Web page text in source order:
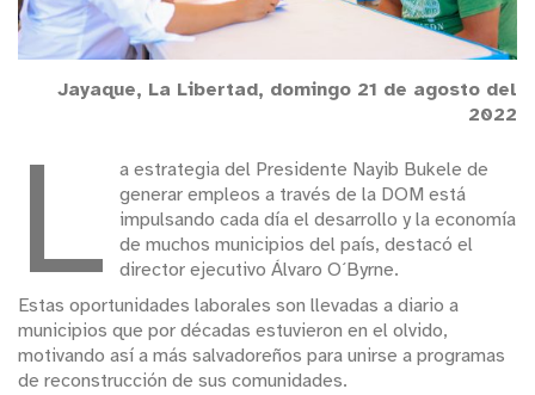
Jayaque, La Libertad, domingo 21 de agosto del
2022
L
a estrategia del Presidente Nayib Bukele de
generar empleos a través de la DOM está
impulsando cada día el desarrollo y la economía
de muchos municipios del país, destacó el
director ejecutivo Álvaro O´Byrne.
Estas oportunidades laborales son llevadas a diario a
municipios que por décadas estuvieron en el olvido,
motivando así a más salvadoreños para unirse a programas
de reconstrucción de sus comunidades.